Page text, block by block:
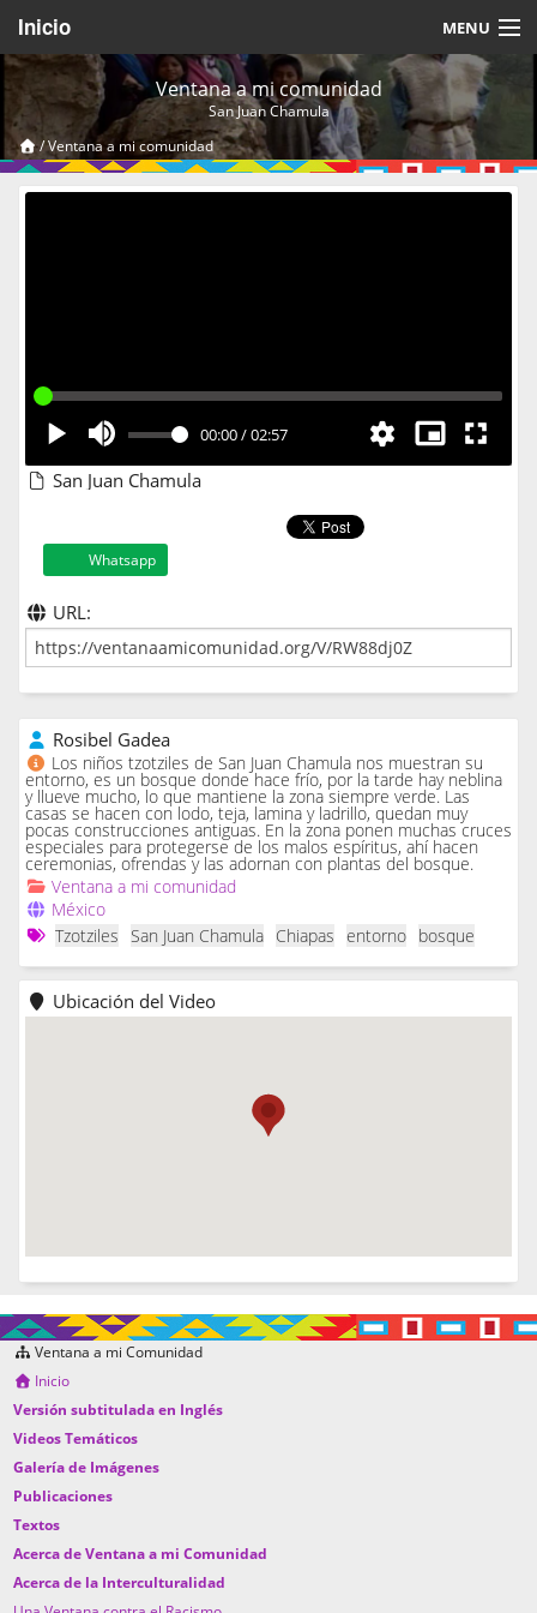
Inicio MENU
Acerca de
Videos Temáticos
Cerrar Sesión
Ventana a mi comunidad
San Juan Chamula
/Ventana a mi comunidad
00:00/02:57
San Juan Chamula
Whatsapp
URL:
Rosibel Gadea
Los niños tzotziles de San Juan Chamula nos muestran su
entorno, es un bosque donde hace frío, por la tarde hay neblina
y llueve mucho, lo que mantiene la zona siempre verde. Las
casas se hacen con lodo, teja, lamina y ladrillo, quedan muy
pocas construcciones antiguas. En la zona ponen muchas cruces
especiales para protegerse de los malos espíritus, ahí hacen
ceremonias, ofrendas y las adornan con plantas del bosque.
Ventana a mi comunidad
México
Tzotziles
San Juan Chamula Chiapas entorno bosque
Ubicación del Video
Ventana a mi Comunidad
Inicio
Versión subtitulada en Inglés
Videos Temáticos
Galería de Imágenes
Publicaciones
Textos
Acerca de Ventana a mi Comunidad
Acerca de la Interculturalidad